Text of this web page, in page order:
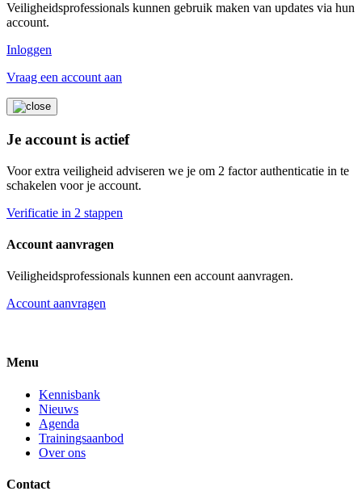
Veiligheidsprofessionals kunnen gebruik maken van updates via hun
account.
Inloggen
Vraag een account aan
Je account is actief
Voor extra veiligheid adviseren we je om 2 factor authenticatie in te
schakelen voor je account.
Verificatie in 2 stappen
Account aanvragen
Veiligheidsprofessionals kunnen een account aanvragen.
Account aanvragen
Menu
Kennisbank
Nieuws
Agenda
Trainingsaanbod
Over ons
Contact